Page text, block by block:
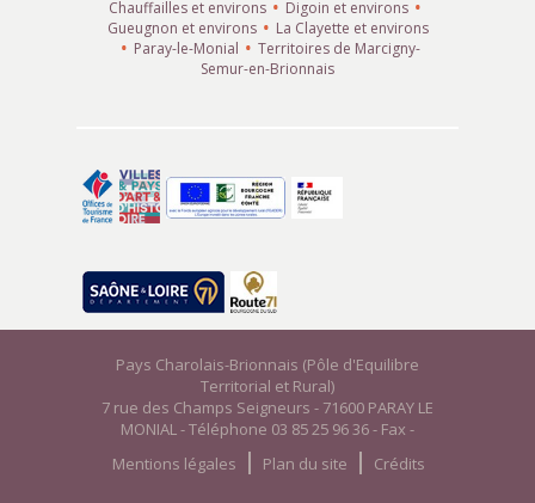
Chauffailles et environs
Digoin et environs
Gueugnon et environs
La Clayette et environs
Paray-le-Monial
Territoires de Marcigny-
Semur-en-Brionnais
Pays Charolais-Brionnais (Pôle d'Equilibre
Territorial et Rural)
7 rue des Champs Seigneurs - 71600 PARAY LE
MONIAL - Téléphone 03 85 25 96 36 - Fax -
Mentions légales
Plan du site Crédits